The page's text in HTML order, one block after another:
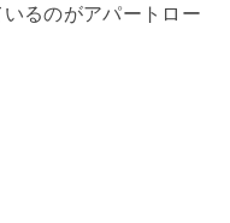
るのがアパートロー